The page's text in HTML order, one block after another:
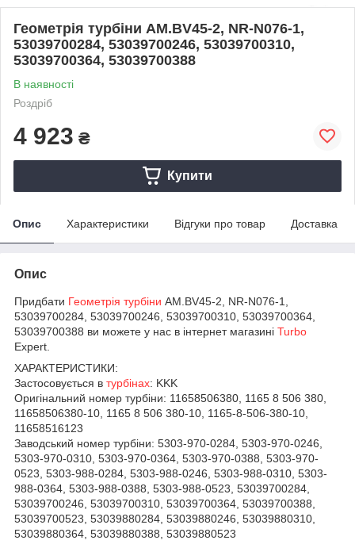
Геометрія турбіни AM.BV45-2, NR-N076-1,
53039700284, 53039700246, 53039700310,
53039700364, 53039700388
В наявності
Роздріб
4 923 ₴
Купити
Опис Характеристики Відгуки про товар Доставка
Опис
Придбати Геометрія турбіни AM.BV45-2, NR-N076-1,
53039700284, 53039700246, 53039700310, 53039700364,
53039700388 ви можете у нас в інтернет магазині Turbo
Expert.
ХАРАКТЕРИСТИКИ:
Застосовується в турбінах: KKK
Оригінальний номер турбіни: 11658506380, 1165 8 506 380,
11658506380-10, 1165 8 506 380-10, 1165-8-506-380-10,
11658516123
Заводський номер турбіни: 5303-970-0284, 5303-970-0246,
5303-970-0310, 5303-970-0364, 5303-970-0388, 5303-970-
0523, 5303-988-0284, 5303-988-0246, 5303-988-0310, 5303-
988-0364, 5303-988-0388, 5303-988-0523, 53039700284,
53039700246, 53039700310, 53039700364, 53039700388,
53039700523, 53039880284, 53039880246, 53039880310,
53039880364, 53039880388, 53039880523